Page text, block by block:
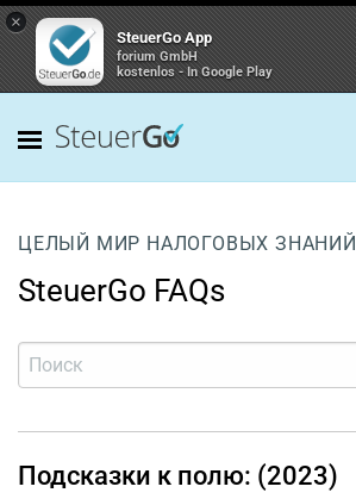
×
SteuerGo App
forium GmbH
kostenlos - In Google Play
ЦЕЛЫЙ МИР НАЛОГОВЫХ ЗНАНИЙ
SteuerGo FAQs
Подсказки к полю: (2023)